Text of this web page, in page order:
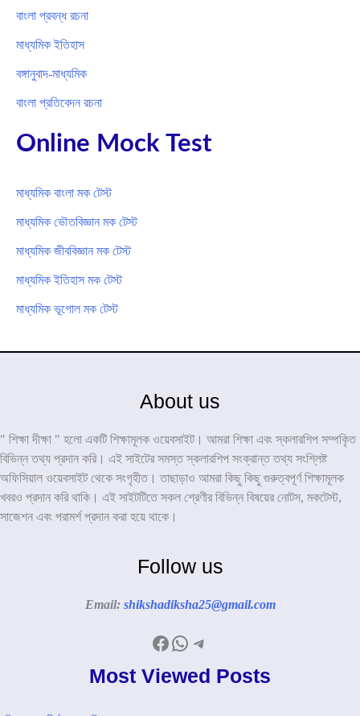
বাংলা প্রবন্ধ রচনা
মাধ্যমিক ইতিহাস
বঙ্গানুবাদ-মাধ্যমিক
বাংলা প্রতিবেদন রচনা
Online Mock Test
মাধ্যমিক বাংলা মক টেস্ট
মাধ্যমিক ভৌতবিজ্ঞান মক টেস্ট
মাধ্যমিক জীববিজ্ঞান মক টেস্ট
মাধ্যমিক ইতিহাস মক টেস্ট
মাধ্যমিক ভূগোল মক টেস্ট
About us
" শিক্ষা দীক্ষা " হলো একটি শিক্ষামূলক ওয়েবসাইট। আমরা শিক্ষা এবং স্কলারশিপ সম্পকৃিত
বিভিন্ন তথ্য প্রদান করি। এই সাইটের সমস্ত স্কলারশিপ সংক্রান্ত তথ্য সংশ্লিষ্ট
অফিসিয়াল ওয়েবসাইট থেকে সংগৃহীত। তাছাড়াও আমরা কিছু কিছু গুরুত্বপূর্ণ শিক্ষামূলক
খবরও প্রদান করি থাকি। এই সাইটটিতে সকল শ্রেণীর বিভিন্ন বিষয়ের নোটস, মকটেস্ট,
সাজেশন এবং পরামর্শ প্রদান করা হয়ে থাকে।
Follow us
Email: shikshadiksha25@gmail.com
Facebook
WhatsApp
Telegram
Most Viewed Posts